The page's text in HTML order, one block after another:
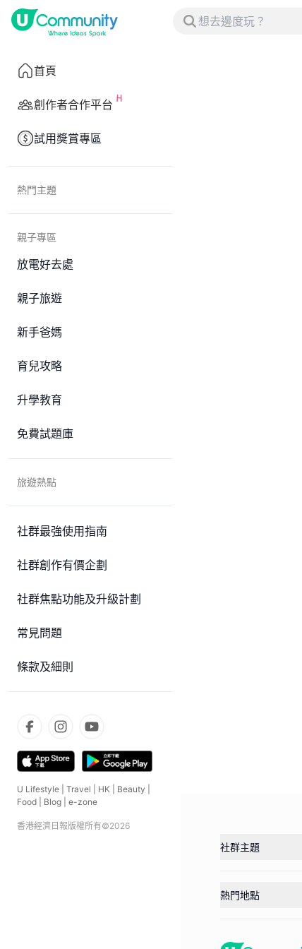
首頁
創作者合作平台
試用獎賞專區
熱門主題
親子專區
放電好去處
親子旅遊
新手爸媽
育兒攻略
升學教育
免費試題庫
旅遊熱點
社群最強使用指南
社群創作有價企劃
社群焦點功能及升級計劃
常見問題
條款及細則
U Lifestyle Travel HK Beauty
Food
Blog e-zone
香港經濟日報版權所有©2026
社群主題
熱門地點